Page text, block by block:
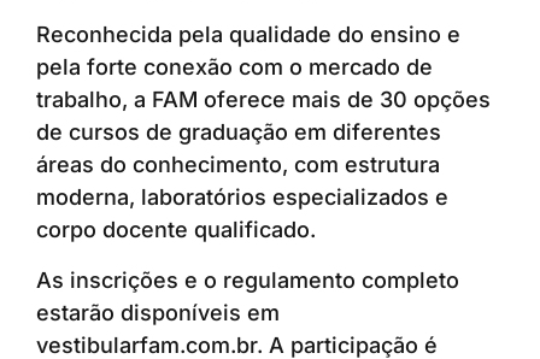
Reconhecida pela qualidade do ensino e
pela forte conexão com o mercado de
trabalho, a FAM oferece mais de 30 opções
de cursos de graduação em diferentes
áreas do conhecimento, com estrutura
moderna, laboratórios especializados e
corpo docente qualificado.
As inscrições e o regulamento completo
estarão disponíveis em
vestibularfam.com.br. A participação é